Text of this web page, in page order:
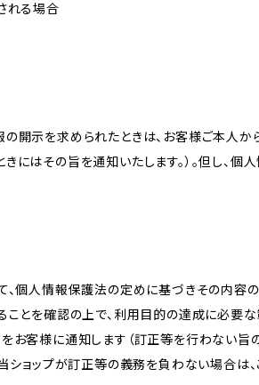
れる場合
開示を求められたときは、お客様ご本人か
はその旨を通知いたします。）。但し、個
個人情報保護法の定めに基づきその内容
ことを確認の上で、利用目的の達成に必要
お客様に通知します（訂正等を行わない旨
ショップが訂正等の義務を負わない場合は、